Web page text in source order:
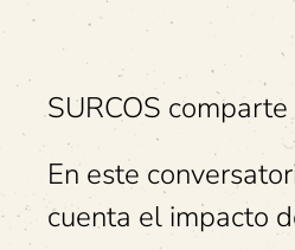
SURCOS
En este
cuenta el impacto